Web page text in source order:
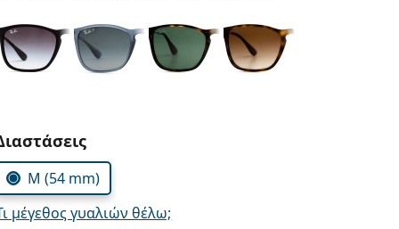
τις παράμετρους
M (54 mm)
μέγεθος γυαλιών θέλω;